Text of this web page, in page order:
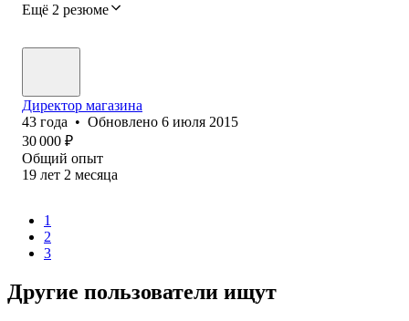
Ещё 2 резюме
Директор магазина
43 года • Обновлено 6 июля 2015
30 000 ₽
Общий опыт
19 лет 2 месяца
1
2
3
Другие пользователи ищут